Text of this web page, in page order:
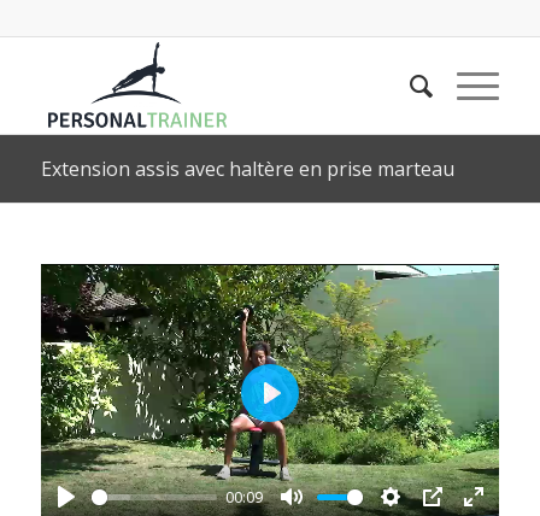
Extension assis avec haltère en prise marteau
00:09
Play